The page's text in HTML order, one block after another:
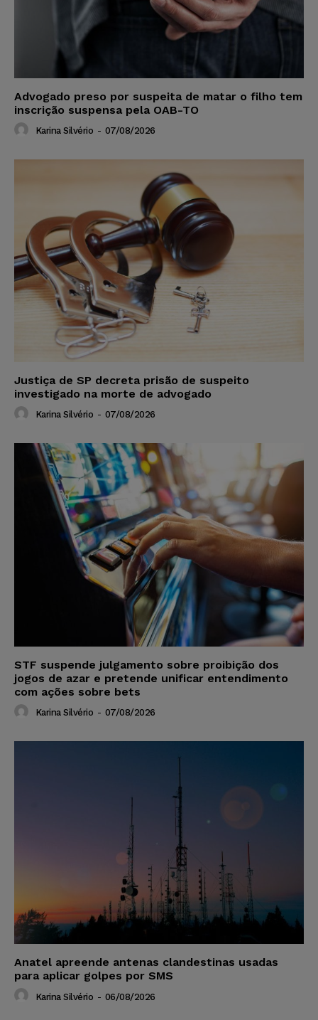
Advogado preso por suspeita de matar o filho tem
inscrição suspensa pela OAB-TO
Karina Silvério - 07/08/2026
Justiça de SP decreta prisão de suspeito
investigado na morte de advogado
Karina Silvério - 07/08/2026
STF suspende julgamento sobre proibição dos
jogos de azar e pretende unificar entendimento
com ações sobre bets
Karina Silvério - 07/08/2026
Anatel apreende antenas clandestinas usadas
para aplicar golpes por SMS
Karina Silvério - 06/08/2026